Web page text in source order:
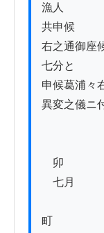
漁人
共申候
右之通御座
七分と
申候葛浦々
異変之儀ニ
卯　　　
七月　　
町